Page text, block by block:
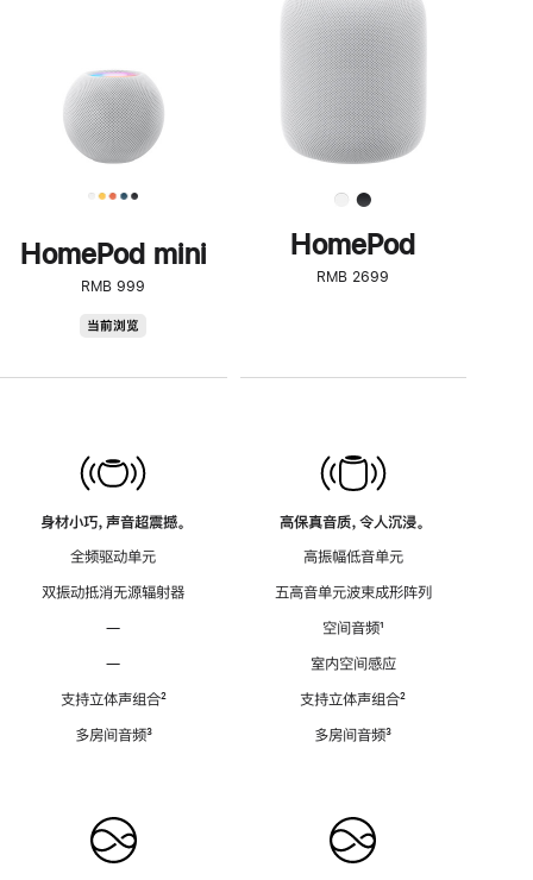
HomePod mini
RMB 999
当前浏览
身材小巧，声音超震撼。
全频驱动单元
双振动抵消无源辐射器
—
—
支持立体声组合脚
²
多房间音频脚
³
了
解
HomePod<
HomePod
RMB 2699
高保真音质，令人沉浸。
高振幅低音单元
五高音单元波束成形阵列
空间音频脚
¹
室内空间感应
支持立体声组合脚
²
多房间音频脚
³